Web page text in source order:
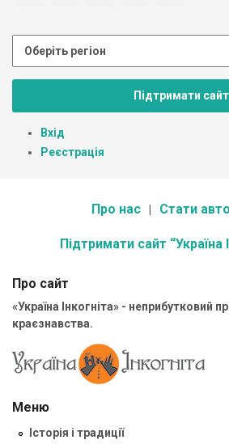
Підтримати сайт
Вхід
Реєстрація
Про нас Стати
Підтримати сайт “Україна
Про сайт
«Україна Інкогніта» - неприбутковий
краєзнавства.
Меню
Історія і традиції